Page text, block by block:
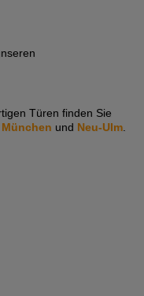
Türen finden Sie
und Neu-Ulm.